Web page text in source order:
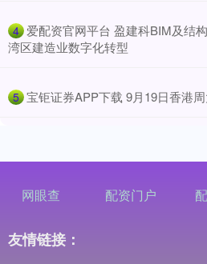
4 爱配资官网平台 盈建科BIM及结
湾区建造业数字化转型
5 宝钜证券APP下载 9月19日香港
网眼查 配资门户
友情链接：